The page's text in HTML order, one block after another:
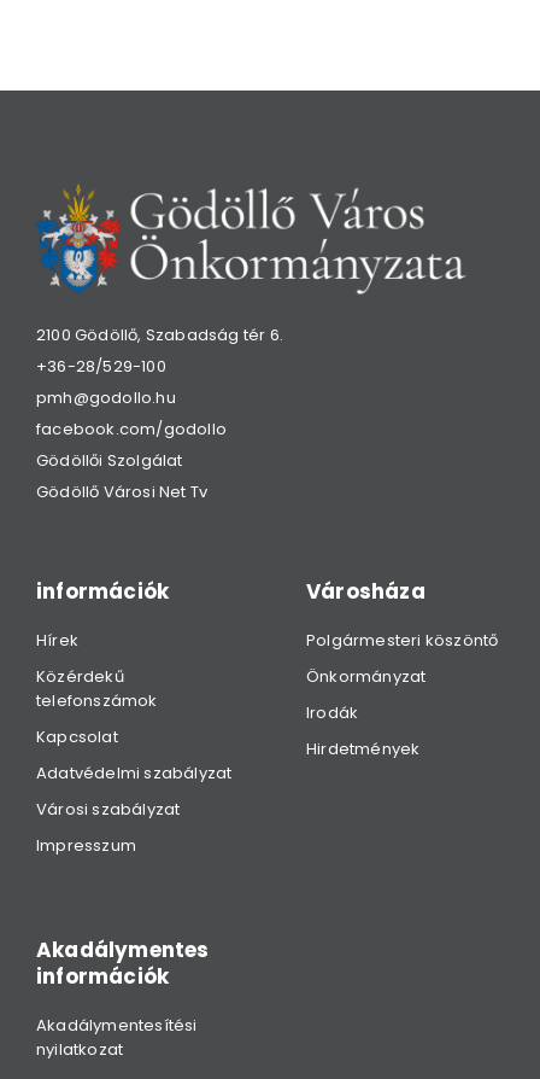
2100 Gödöllő, Szabadság tér 6.
+36-28/529-100
pmh@godollo.hu
facebook.com/godollo
Gödöllői Szolgálat
Gödöllő Városi Net Tv
információk
Hírek
Közérdekű
telefonszámok
Kapcsolat
Adatvédelmi szabályzat
Városi szabályzat
Impresszum
Városháza
Polgármesteri köszöntő
Önkormányzat
Irodák
Hirdetmények
Akadálymentes
információk
Akadálymentesítési
nyilatkozat